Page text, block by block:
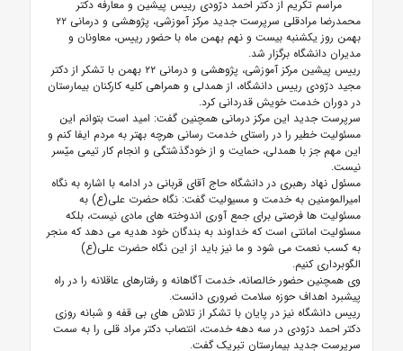
مراسم تکریم از دکتر احمد درّودی رییس پیشین و معارفه دکتر
محمدرضا مرادقلی سرپرست جدید مرکز آموزشی، پژوهشی و درمانی ۲۲
بهمن روز یکشنبه بیست و نهم بهمن ماه با حضور رییس، معاونان و
مدیران دانشگاه برگزار شد.
رییس پیشین مرکز آموزشی، پژوهشی و درمانی ۲۲ بهمن با تشکر از دکتر
مجید درّودی رییس دانشگاه، از همدلی و همراهی کلیه کارکنان بیمارستان
در دوران خدمت خویش قدردانی کرد.
سرپرست جدید این مرکز درمانی همچنین گفت: امید است بتوانم این
مسئولیت خطیر را در راستای خدمت رسانی هرچه بهتر به مردم ایفا کنم و
این مهم جز با همدلی، حمایت و از خودگذشتگی و انجام کار تیمی میّسر
نیست.
مسئول نهاد رهبری در دانشگاه حاج آقای قربانی در ادامه با اشاره به نگاه
امیرالمومنین به خدمت و مسیولیت گفت: نگاه حضرت علی(ع) به
مسئولیت ها فرصتی برای جمع آوری اندوخته های مادی نیست، بلکه
مسئولیت امانتی است که خداوند به بندگان خود هدیه می دهد که منجر
به کسب نعمت می شود و ما نیز باید از این نگاه حضرت علی(ع)
الگوبرداری کنیم.
وی همچنین حضور خالصانه، خدمت آگاهانه و رفتارهای عاقلانه را در راه
پیشبرد اهداف حوزه سلامت ضروری دانست.
رییس دانشگاه نیز در پایان با تشکر از تلاش های بی قفه و شبانه روزی
دکتر احمد درّودی در سه دهه خدمت، انتصاب دکتر مراد قلی را به سمت
سرپرست جدید بیمارستان تبریک گفت.